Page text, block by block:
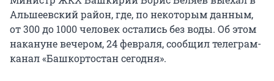
Альшеевский район, где, по некоторым данным,
от 300 до 1000 человек остались без воды. Об этом
накануне вечером, 24 февраля, сообщил телеграм-
канал «Башкортостан сегодня».